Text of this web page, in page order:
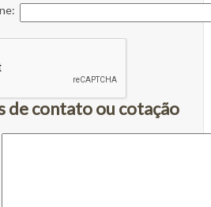
de contato ou cotação